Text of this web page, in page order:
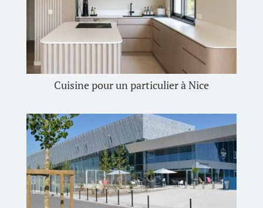
Cuisine pour un particulier à Nice